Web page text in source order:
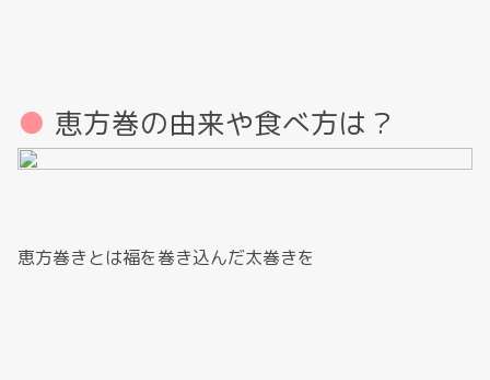
恵方巻の由来や食べ方は？
恵方巻きとは福を巻き込んだ太巻きを